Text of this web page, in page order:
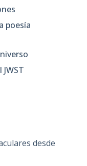
poesía
desde